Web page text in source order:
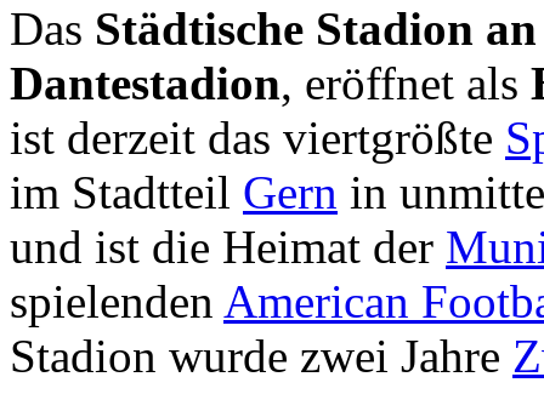
Das Städtische Stadion
Dantestadion, eröffnet als
ist derzeit das viertgrößte
im Stadtteil Gern in
und ist die Heimat der
spielenden American
Stadion wurde zwei Jahre